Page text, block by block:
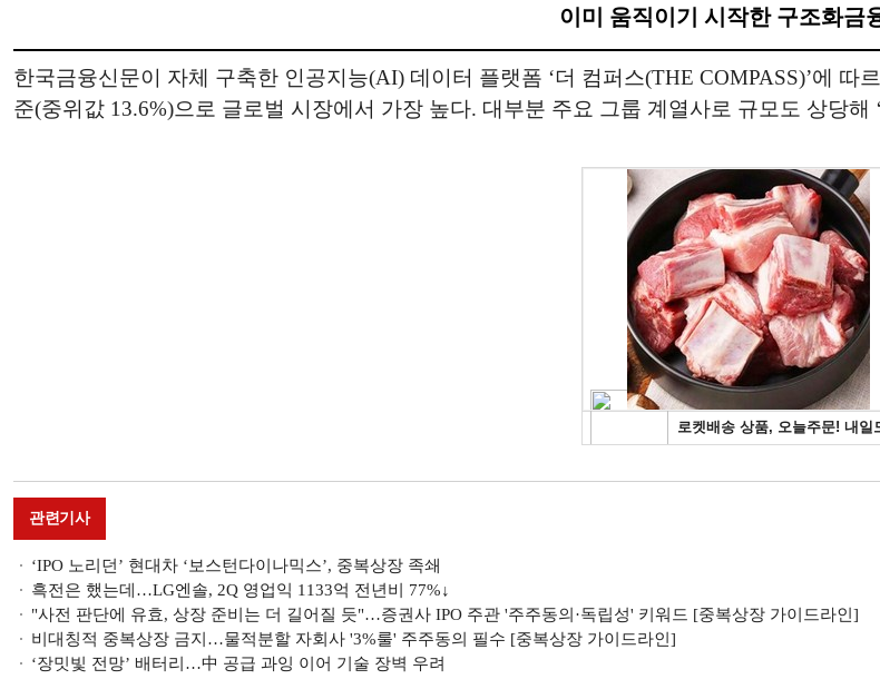
이미 움직이기 시작한 구조화금
한국금융신문이 자체 구축한 인공지능(AI) 데이터 플랫폼 ‘더 컴퍼스(THE COMPASS)’에
준(중위값 13.6%)으로 글로벌 시장에서 가장 높다. 대부분 주요 그룹 계열사로 규모도 상당해
관련기사
‘IPO 노리던’ 현대차 ‘보스턴다이나믹스’, 중복상장 족쇄
흑전은 했는데…LG엔솔, 2Q 영업익 1133억 전년비 77%↓
"사전 판단에 유효, 상장 준비는 더 길어질 듯"…증권사 IPO 주관 '주주동의·독립성' 키워드 [중복상장 가이드라인]
비대칭적 중복상장 금지…물적분할 자회사 '3%룰' 주주동의 필수 [중복상장 가이드라인]
‘장밋빛 전망’ 배터리…中 공급 과잉 이어 기술 장벽 우려